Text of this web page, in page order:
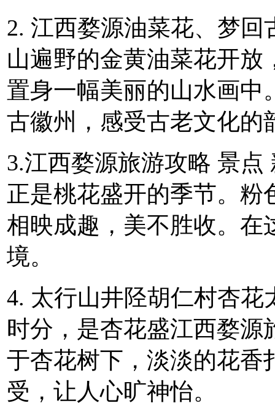
2. 江西婺源油菜花、梦
山遍野的金黄油菜花开
置身一幅美丽的山水画中
古徽州，感受古老文化的
3.江西婺源旅游攻略 景
正是桃花盛开的季节。粉
相映成趣，美不胜收。在
境。
4. 太行山井陉胡仁村杏
时分，是杏花盛江西婺源
于杏花树下，淡淡的花香
受，让人心旷神怡。